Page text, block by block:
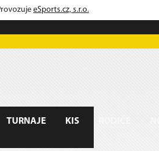
eSports.cz, s.r.o.
TURNAJE KIS